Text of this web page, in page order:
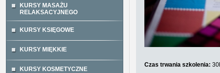
KURSY MASAŻU
RELAKSACYJNEGO
KURSY KSIĘGOWE
KURSY MIĘKKIE
KURSY KOSMETYCZNE
Czas trwania szkolenia: